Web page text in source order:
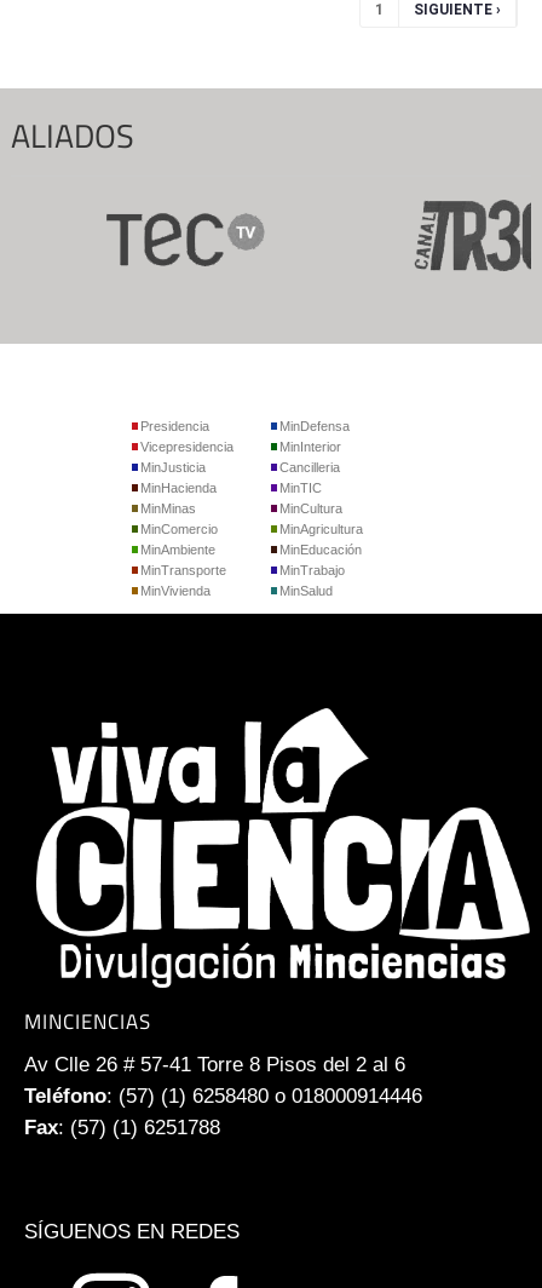
1 SIGUIENTE ›
ALIADOS
Presidencia
Vicepresidencia
MinJusticia
MinDefensa
MinInterior
Cancilleria
MinHacienda
MinMinas
MinComercio
MinTIC
MinCultura
MinAgricultura
MinAmbiente
MinTransporte
MinVivienda
MinEducación
MinTrabajo
MinSalud
MINCIENCIAS
Av Clle 26 # 57-41 Torre 8 Pisos del 2 al 6
Teléfono: (57) (1) 6258480 o 018000914446
Fax: (57) (1) 6251788
SÍGUENOS EN REDES